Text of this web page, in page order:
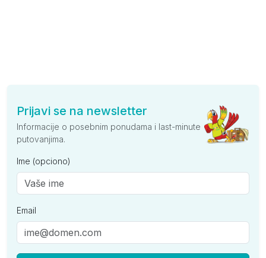
Prijavi se na newsletter
Informacije o posebnim ponudama i last-minute
putovanjima.
Ime (opciono)
Email